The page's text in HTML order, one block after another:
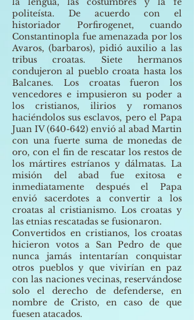
politeísta. De acuerdo con el
historiador Porfirogenet, cuando
Constantinopla fue amenazada por los
Avaros, (barbaros), pidió auxilio a las
tribus croatas. Siete hermanos
condujeron al pueblo croata hasta los
Balcanes. Los croatas fueron los
vencedores e impusieron su poder a
los cristianos, ilirios y romanos
haciéndolos sus esclavos, pero el Papa
Juan IV (640-642) envió al abad Martin
con una fuerte suma de monedas de
oro, con el fin de rescatar los restos de
los mártires estríanos y dálmatas. La
misión del abad fue exitosa e
inmediatamente después el Papa
envió sacerdotes a convertir a los
croatas al cristianismo. Los croatas y
las etnias rescatadas se fusionaron.
Convertidos en cristianos, los croatas
hicieron votos a San Pedro de que
nunca jamás intentarían conquistar
otros pueblos y que vivirían en paz
con las naciones vecinas, reservándose
solo el derecho de defenderse, en
nombre de Cristo, en caso de que
fuesen atacados.